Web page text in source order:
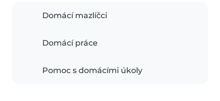
Domácí mazlíčci
Domácí práce
Pomoc s domácími úkoly